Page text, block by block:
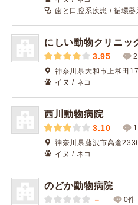
歯と口腔系疾患 / 循環
にしい動物クリニッ
3.95
神奈川県大和市上和田
イヌ / ネコ
西川動物病院
3.10
神奈川県藤沢市高倉
イヌ / ネコ
のどか動物病院
－
0件